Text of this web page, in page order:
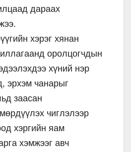
дараах
хэрэг хянан
оролцогчдын
хүний нэр
эрхэм чанарыг
заасан
чиглэлээр
хэргийн яам
хэмжээг авч